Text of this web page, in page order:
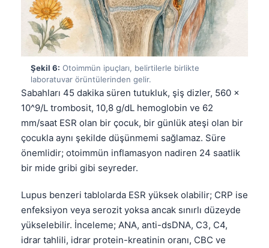
Şekil 6: Otoimmün ipuçları, belirtilerle birlikte
laboratuvar örüntülerinden gelir.
Sabahları 45 dakika süren tutukluk, şiş dizler, 560 x
10^9/L trombosit, 10,8 g/dL hemoglobin ve 62
mm/saat ESR olan bir çocuk, bir günlük ateşi olan bir
çocukla aynı şekilde düşünmemi sağlamaz. Süre
önemlidir; otoimmün inflamasyon nadiren 24 saatlik
bir mide gribi gibi seyreder.
Lupus benzeri tablolarda ESR yüksek olabilir; CRP ise
enfeksiyon veya serozit yoksa ancak sınırlı düzeyde
yükselebilir. İnceleme; ANA, anti-dsDNA, C3, C4,
idrar tahlili, idrar protein-kreatinin oranı, CBC ve
Afrikaans
Монгол
ພາສາລາວ
Basa Jawa
Cebuano
ئۇيغۇرچە
Татар теле
Беларуская мова
Esperanto
Frysk
Ślōnskŏ gŏdka